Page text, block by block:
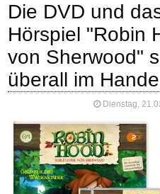
Die DVD und
Hörspiel "Robin
von Sherwood"
überall im
Dienstag,